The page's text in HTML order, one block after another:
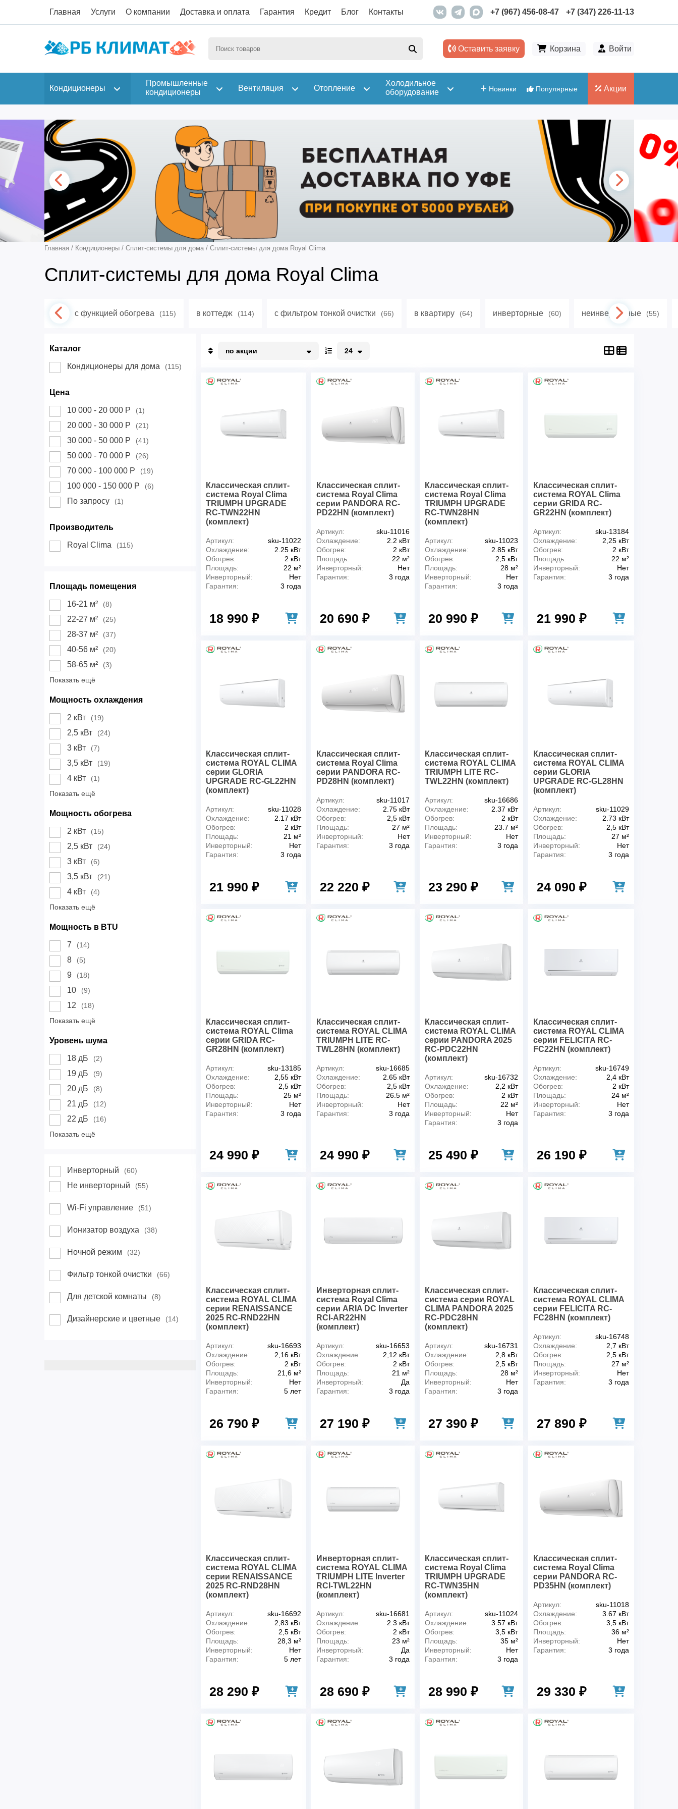
Главная Услуги О компании Доставка и оплата Гарантия Кредит Блог Контакты +7 (967) 456-08-47 +7 (347) 226-11-13
Оставить заявку Корзина Войти
Новинки Популярные Акции
Кондиционеры
Промышленные
кондиционеры
Вентиляция Отопление
Холодильное
оборудование
Главная / Кондиционеры / Сплит-системы для дома / Сплит-системы для дома Royal Clima
Сплит-системы для дома Royal Clima
с функцией обогрева (115) в коттедж (114) с фильтром тонкой очистки (66) в квартиру (64) инверторные (60) неинверторные (55)
Каталог
Кондиционеры для дома (115)
Цена
10 000 - 20 000 Р (1)
20 000 - 30 000 Р (21)
30 000 - 50 000 Р (41)
50 000 - 70 000 Р (26)
70 000 - 100 000 Р (19)
100 000 - 150 000 Р (6)
По запросу (1)
Производитель
Royal Clima (115)
Площадь помещения
16-21 м² (8)
22-27 м² (25)
28-37 м² (37)
40-56 м² (20)
58-65 м²
(3)
Показать ещё
Мощность охлаждения
2 кВт (19)
2,5 кВт (24)
3 кВт (7)
3,5 кВт (19)
4 кВт
(1)
Показать ещё
Мощность обогрева
2 кВт (15)
2,5 кВт (24)
3 кВт (6)
3,5 кВт (21)
4 кВт
(4)
Показать ещё
Мощность в BTU
7 (14)
8 (5)
9 (18)
10 (9)
12
(18)
Показать ещё
Уровень шума
18 дБ (2)
19 дБ (9)
20 дБ (8)
21 дБ (12)
22 дБ
(16)
Показать ещё
Инверторный (60)
Не инверторный (55)
Wi-Fi управление (51)
Ионизатор воздуха (38)
Ночной режим (32)
Фильтр тонкой очистки (66)
Для детской комнаты (8)
Дизайнерские и цветные (14)
Дорогие
по акции
48
24
Классическая сплит-
система Royal Clima
TRIUMPH UPGRADE
RC-TWN22HN
(комплект)
Артикул:
sku-11022
Охлаждение:
2.25 кВт
Обогрев:
2 кВт
Площадь:
22 м²
Инверторный:
Нет
Гарантия:
3 года
18 990 ₽
Классическая сплит-
система Royal Clima
серии PANDORA RC-
PD22HN (комплект)
Артикул:
sku-11016
Охлаждение:
2.2 кВт
Обогрев:
2 кВт
Площадь:
22 м²
Инверторный:
Нет
Гарантия:
3 года
20 690 ₽
Классическая сплит-
система Royal Clima
TRIUMPH UPGRADE
RC-TWN28HN
(комплект)
Артикул:
sku-11023
Охлаждение:
2.85 кВт
Обогрев:
2,5 кВт
Площадь:
28 м²
Инверторный:
Нет
Гарантия:
3 года
20 990 ₽
Классическая сплит-
система ROYAL Clima
серии GRIDA RC-
GR22HN (комплект)
Артикул:
sku-13184
Охлаждение:
2,25 кВт
Обогрев:
2 кВт
Площадь:
22 м²
Инверторный:
Нет
Гарантия:
3 года
21 990 ₽
Классическая сплит-
система ROYAL CLIMA
серии GLORIA
UPGRADE RC-GL22HN
(комплект)
Артикул:
sku-11028
Охлаждение:
2.17 кВт
Обогрев:
2 кВт
Площадь:
21 м²
Инверторный:
Нет
Гарантия:
3 года
21 990 ₽
Классическая сплит-
система Royal Clima
серии PANDORA RC-
PD28HN (комплект)
Артикул:
sku-11017
Охлаждение:
2.75 кВт
Обогрев:
2,5 кВт
Площадь:
27 м²
Инверторный:
Нет
Гарантия:
3 года
22 220 ₽
Классическая сплит-
система ROYAL CLIMA
TRIUMPH LITE RC-
TWL22HN (комплект)
Артикул:
sku-16686
Охлаждение:
2.37 кВт
Обогрев:
2 кВт
Площадь:
23.7 м²
Инверторный:
Нет
Гарантия:
3 года
23 290 ₽
Классическая сплит-
система ROYAL CLIMA
серии GLORIA
UPGRADE RC-GL28HN
(комплект)
Артикул:
sku-11029
Охлаждение:
2.73 кВт
Обогрев:
2,5 кВт
Площадь:
27 м²
Инверторный:
Нет
Гарантия:
3 года
24 090 ₽
Классическая сплит-
система ROYAL Clima
серии GRIDA RC-
GR28HN (комплект)
Артикул:
sku-13185
Охлаждение:
2,55 кВт
Обогрев:
2,5 кВт
Площадь:
25 м²
Инверторный:
Нет
Гарантия:
3 года
24 990 ₽
Классическая сплит-
система ROYAL CLIMA
TRIUMPH LITE RC-
TWL28HN (комплект)
Артикул:
sku-16685
Охлаждение:
2.65 кВт
Обогрев:
2,5 кВт
Площадь:
26.5 м²
Инверторный:
Нет
Гарантия:
3 года
24 990 ₽
Классическая сплит-
система ROYAL CLIMA
серии PANDORA 2025
RC-PDC22HN
(комплект)
Артикул:
sku-16732
Охлаждение:
2,2 кВт
Обогрев:
2 кВт
Площадь:
22 м²
Инверторный:
Нет
Гарантия:
3 года
25 490 ₽
Классическая сплит-
система ROYAL CLIMA
серии FELICITA RC-
FC22HN (комплект)
Артикул:
sku-16749
Охлаждение:
2,4 кВт
Обогрев:
2 кВт
Площадь:
24 м²
Инверторный:
Нет
Гарантия:
3 года
26 190 ₽
Классическая сплит-
система ROYAL CLIMA
серии RENAISSANCE
2025 RC-RND22HN
(комплект)
Артикул:
sku-16693
Охлаждение:
2,16 кВт
Обогрев:
2 кВт
Площадь:
21,6 м²
Инверторный:
Нет
Гарантия:
5 лет
26 790 ₽
Инверторная сплит-
система Royal Clima
серии ARIA DC Inverter
RCI-AR22HN
(комплект)
Артикул:
sku-16653
Охлаждение:
2,12 кВт
Обогрев:
2 кВт
Площадь:
21 м²
Инверторный:
Да
Гарантия:
3 года
27 190 ₽
Классическая сплит-
система серии ROYAL
CLIMA PANDORA 2025
RC-PDC28HN
(комплект)
Артикул:
sku-16731
Охлаждение:
2,8 кВт
Обогрев:
2,5 кВт
Площадь:
28 м²
Инверторный:
Нет
Гарантия:
3 года
27 390 ₽
Классическая сплит-
система ROYAL CLIMA
серии FELICITA RC-
FC28HN (комплект)
Артикул:
sku-16748
Охлаждение:
2,7 кВт
Обогрев:
2,5 кВт
Площадь:
27 м²
Инверторный:
Нет
Гарантия:
3 года
27 890 ₽
Классическая сплит-
система ROYAL CLIMA
серии RENAISSANCE
2025 RC-RND28HN
(комплект)
Артикул:
sku-16692
Охлаждение:
2,83 кВт
Обогрев:
2,5 кВт
Площадь:
28,3 м²
Инверторный:
Нет
Гарантия:
5 лет
28 290 ₽
Инверторная сплит-
система ROYAL CLIMA
TRIUMPH LITE Inverter
RCI-TWL22HN
(комплект)
Артикул:
sku-16681
Охлаждение:
2.3 кВт
Обогрев:
2 кВт
Площадь:
23 м²
Инверторный:
Да
Гарантия:
3 года
28 690 ₽
Классическая сплит-
система Royal Clima
TRIUMPH UPGRADE
RC-TWN35HN
(комплект)
Артикул:
sku-11024
Охлаждение:
3.57 кВт
Обогрев:
3,5 кВт
Площадь:
35 м²
Инверторный:
Нет
Гарантия:
3 года
28 990 ₽
Классическая сплит-
система Royal Clima
серии PANDORA RC-
PD35HN (комплект)
Артикул:
sku-11018
Охлаждение:
3.67 кВт
Обогрев:
3,5 кВт
Площадь:
36 м²
Инверторный:
Нет
Гарантия:
3 года
29 330 ₽